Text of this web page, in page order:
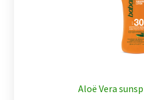
Aloë Vera